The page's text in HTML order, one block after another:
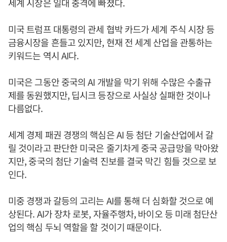
미국 트럼프 대통령의 관세 협박 카드가 세계 주식 시장 등
금융시장을 흔들고 있지만, 현재 전 세계 산업을 관통하는
키워드는 역시 AI다.
미국은 그동안 중국의 AI 개발을 막기 위해 수많은 수출규
제를 동원했지만, 딥시크 등장으로 사실상 실패한 것이나
다름없다.
세계 경제 패권 경쟁의 핵심은 AI 등 첨단 기술산업에서 갈
릴 것이라고 판단한 미국은 줄기차게 중국 공급망을 막아왔
지만, 중국의 첨단 기술력 진보를 결국 막긴 힘들 것으로 보
인다.
미중 경쟁과 갈등의 고리는 AI를 통해 더 심화할 것으로 예
상된다. AI가 장차 로봇, 자율주행차, 바이오 등 미래 첨단산
업의 핵심 두뇌 역할을 할 것이기 때문이다.